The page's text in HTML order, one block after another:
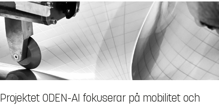
Projektet ODEN-AI fokuserar på mobilitet och